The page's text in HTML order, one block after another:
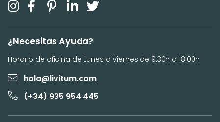
¿Necesitas Ayuda?
Horario de oficina de Lunes a Viernes de 9:30h a 18:00h
hola@livitum.com
(+34) 935 954 445